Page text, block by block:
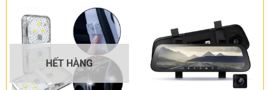
HẾT HÀNG